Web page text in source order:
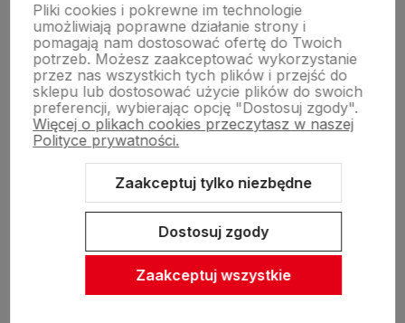
Inne
Sklep internetowy Shoper Premium
Szablon Shoper Modern 3.0™
Pliki cookies i pokrewne im technologie
umożliwiają poprawne działanie strony i
pomagają nam dostosować ofertę do Twoich
potrzeb. Możesz zaakceptować wykorzystanie
przez nas wszystkich tych plików i przejść do
sklepu lub dostosować użycie plików do swoich
preferencji, wybierając opcję "Dostosuj zgody".
Więcej o plikach cookies przeczytasz w naszej
Polityce prywatności.
Zaakceptuj tylko niezbędne
Dostosuj zgody
Zaakceptuj wszystkie